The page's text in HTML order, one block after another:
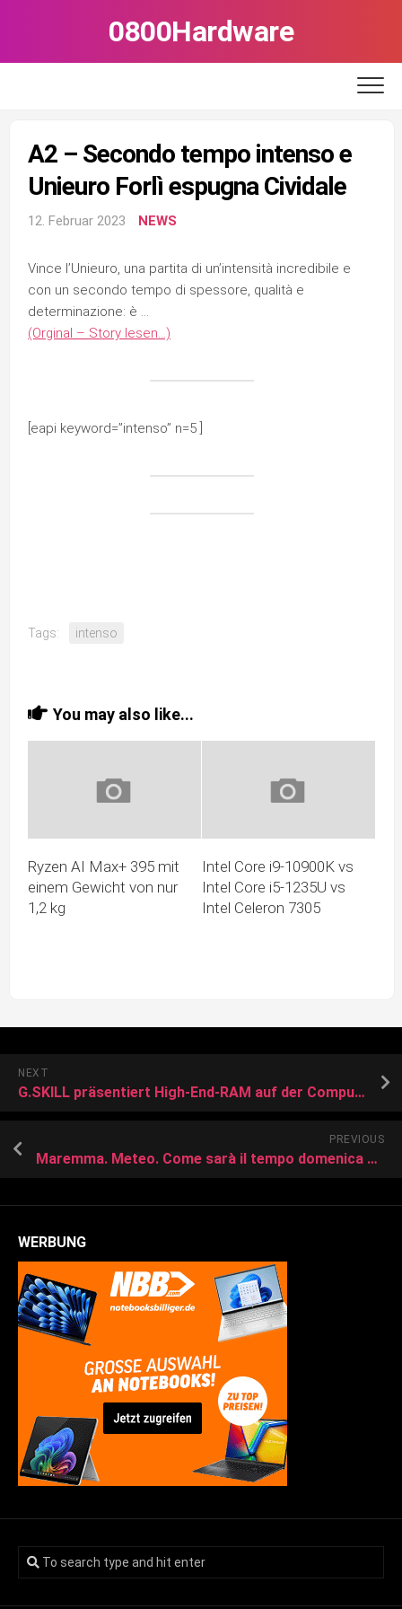
0800Hardware
A2 – Secondo tempo intenso e
Unieuro Forlì espugna Cividale
12. Februar 2023 NEWS
Vince l’Unieuro, una partita di un’intensità incredibile e
con un secondo tempo di spessore, qualità e
determinazione: è …
(Orginal – Story lesen…)
[eapi keyword=”intenso” n=5 ]
Tags: intenso
You may also like...
Ryzen AI Max+ 395 mit
einem Gewicht von nur
1,2 kg
Intel Core i9-10900K vs
Intel Core i5-1235U vs
Intel Celeron 7305
NEXT
G.SKILL präsentiert High-End-RAM auf der Computex 2016
PREVIOUS
Maremma. Meteo. Come sarà il tempo domenica 12 febbraio. Permane il freddo intenso
WERBUNG